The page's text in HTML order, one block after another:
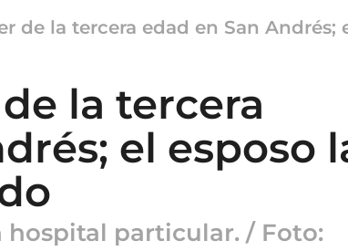
de la tercera edad en San Andrés;
la tercera
el esposo
particular. / Foto: